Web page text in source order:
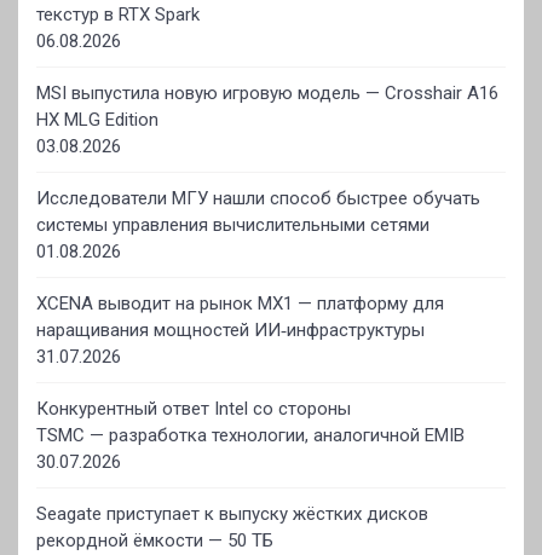
текстур в RTX Spark
06.08.2026
MSI выпустила новую игровую модель — Crosshair A16
HX MLG Edition
03.08.2026
Исследователи МГУ нашли способ быстрее обучать
системы управления вычислительными сетями
01.08.2026
XCENA выводит на рынок MX1 — платформу для
наращивания мощностей ИИ‑инфраструктуры
31.07.2026
Конкурентный ответ Intel со стороны
TSMC — разработка технологии, аналогичной EMIB
30.07.2026
Seagate приступает к выпуску жёстких дисков
рекордной ёмкости — 50 ТБ